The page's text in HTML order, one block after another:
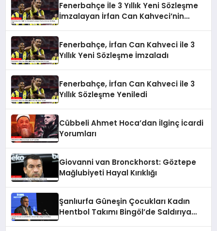
Fenerbahçe İle 3 Yıllık Yeni Sözleşme
İmzalayan İrfan Can Kahveci’nin
Fenerbahçe, İrfan Can Kahveci ile 3
Yıllık Yeni Sözleşme İmzaladı
Fenerbahçe, İrfan Can Kahveci ile 3
Yıllık Sözleşme Yeniledi
Cübbeli Ahmet Hoca’dan İlginç İcardi
Yorumları
Giovanni van Bronckhorst: Göztepe
Mağlubiyeti Hayal Kırıklığı
Şanlıurfa Güneşin Çocukları Kadın
Hentbol Takımı Bingöl’de Saldırıya